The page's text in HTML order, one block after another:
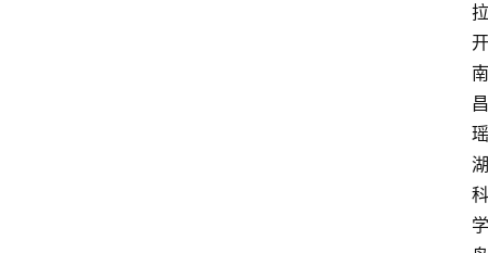
拉
开
南
昌
瑶
湖
科
学